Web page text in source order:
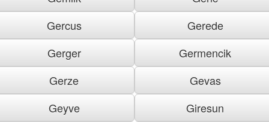
Gercus
Gerede
Gerger
Germencik
Gerze
Gevas
Geyve
Giresun